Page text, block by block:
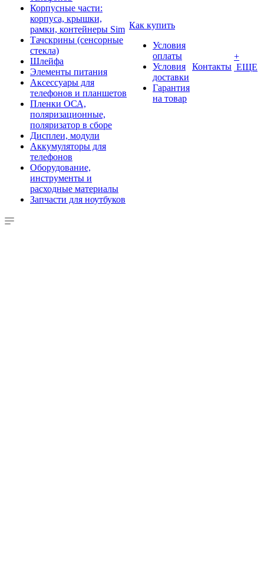
Корпусные части:
корпуса, крышки,
рамки, контейнеры Sim
Тачскрины (сенсорные
стекла)
Шлейфа
Элементы питания
Аксессуары для
телефонов и планшетов
Пленки ОСА,
поляризационные,
поляризатор в сборе
Дисплеи, модули
Аккумуляторы для
телефонов
Оборудование,
инструменты и
расходные материалы
Запчасти для ноутбуков
Как купить
Условия
оплаты
Условия
доставки
Гарантия
на товар
Контакты
+
ЕЩЕ